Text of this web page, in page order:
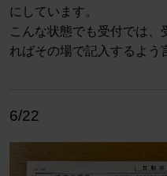
にしています。
こんな状態でも受付では、
ればその場で記入するよう
6/22